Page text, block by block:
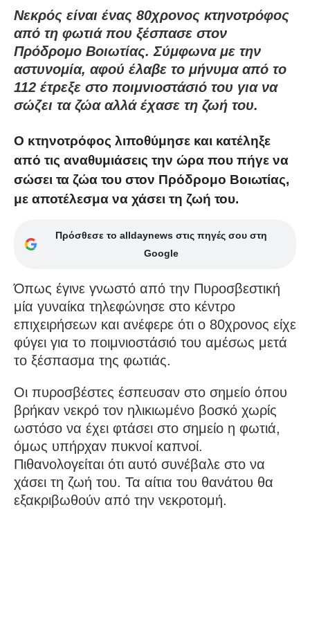
Νεκρός είναι ένας 80χρονος κτηνοτρόφος
από τη φωτιά που ξέσπασε στον
Πρόδρομο Βοιωτίας. Σύμφωνα με την
αστυνομία, αφού έλαβε το μήνυμα από το
112 έτρεξε στο ποιμνιοστάσιό του για να
σώζει τα ζώα αλλά έχασε τη ζωή του.
Ο κτηνοτρόφος λιποθύμησε και κατέληξε
από τις αναθυμιάσεις την ώρα που πήγε να
σώσει τα ζώα του στον Πρόδρομο Βοιωτίας,
με αποτέλεσμα να χάσει τη ζωή του.
Πρόσθεσε το alldaynews στις πηγές σου στη
Google
Όπως έγινε γνωστό από την Πυροσβεστική
μία γυναίκα τηλεφώνησε στο κέντρο
επιχειρήσεων και ανέφερε ότι ο 80χρονος είχε
φύγει για το ποιμνιοστάσιό του αμέσως μετά
το ξέσπασμα της φωτιάς.
Οι πυροσβέστες έσπευσαν στο σημείο όπου
βρήκαν νεκρό τον ηλικιωμένο βοσκό χωρίς
ωστόσο να έχει φτάσει στο σημείο η φωτιά,
όμως υπήρχαν πυκνοί καπνοί.
Πιθανολογείται ότι αυτό συνέβαλε στο να
χάσει τη ζωή του. Τα αίτια του θανάτου θα
εξακριβωθούν από την νεκροτομή.